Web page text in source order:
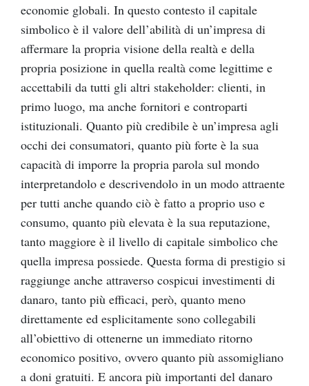
economie globali. In questo contesto il capitale
simbolico è il valore dell’abilità di un’impresa di
affermare la propria visione della realtà e della
propria posizione in quella realtà come legittime e
accettabili da tutti gli altri stakeholder: clienti, in
primo luogo, ma anche fornitori e controparti
istituzionali. Quanto più credibile è un’impresa agli
occhi dei consumatori, quanto più forte è la sua
capacità di imporre la propria parola sul mondo
interpretandolo e descrivendolo in un modo attraente
per tutti anche quando ciò è fatto a proprio uso e
consumo, quanto più elevata è la sua reputazione,
tanto maggiore è il livello di capitale simbolico che
quella impresa possiede. Questa forma di prestigio si
raggiunge anche attraverso cospicui investimenti di
danaro, tanto più efficaci, però, quanto meno
direttamente ed esplicitamente sono collegabili
all’obiettivo di ottenerne un immediato ritorno
economico positivo, ovvero quanto più assomigliano
a doni gratuiti. E ancora più importanti del danaro